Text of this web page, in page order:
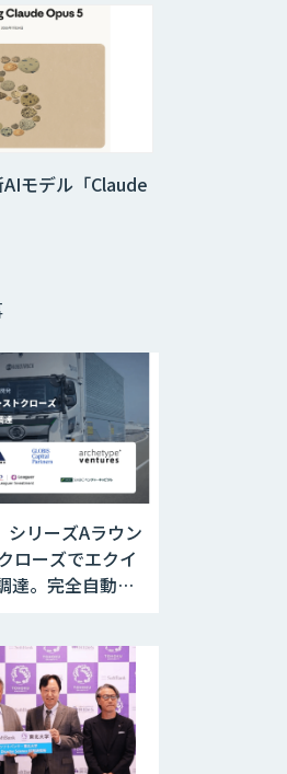
モデル「Claude
シリーズAラウン
ローズでエクイ
達。完全自動運